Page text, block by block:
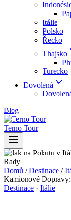
Itálie
Polsko
Řecko
Thajsko
Turecko
Dovolená
Blog
Terno Tour
Domů / Destinace /
Kamionové
Destinace · Itálie